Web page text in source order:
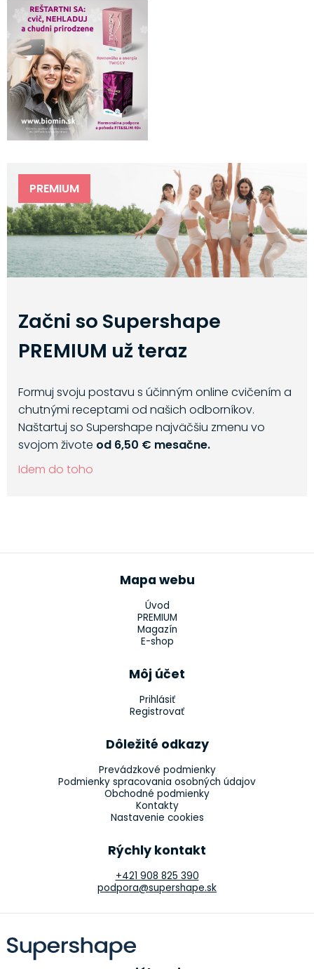
PREMIUM
Začni so Supershape
PREMIUM už teraz
Formuj svoju postavu s účinným online cvičením a
chutnými receptami od našich odborníkov.
Naštartuj so Supershape najväčšiu zmenu vo
svojom živote od 6,50 € mesačne.
Idem do toho
Mapa webu
Úvod
PREMIUM
Magazín
E-shop
Môj účet
Prihlásiť
Registrovať
Dôležité odkazy
Prevádzkové podmienky
Podmienky spracovania osobných údajov
Obchodné podmienky
Kontakty
Nastavenie cookies
Rýchly kontakt
+421 908 825 390
podpora@supershape.sk